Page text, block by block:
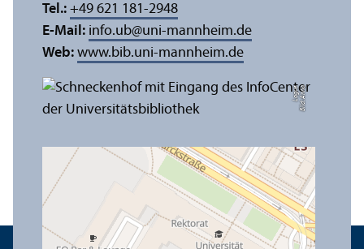
Bil
d:
A
n
n
a
L
o
g
u
e
Tel.: +49 621 181-2948
E-Mail: info.ub@uni-mannheim.de
Web: www.bib.uni-mannheim.de